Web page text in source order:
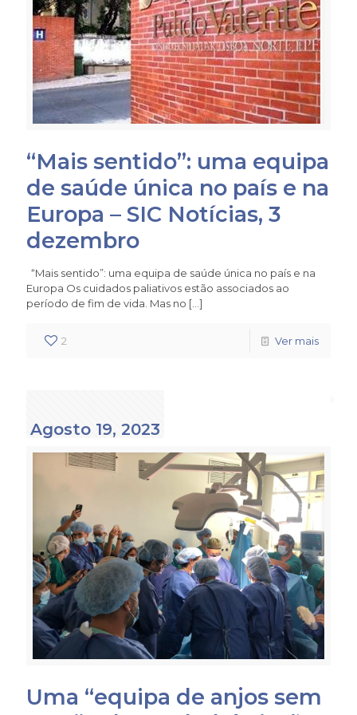
“Mais sentido”: uma equipa
de saúde única no país e na
Europa – SIC Notícias, 3
dezembro
“Mais sentido”: uma equipa de saúde única no país e na
Europa Os cuidados paliativos estão associados ao
período de fim de vida. Mas no […]
2 Ver mais
Agosto 19, 2023
Uma “equipa de anjos sem